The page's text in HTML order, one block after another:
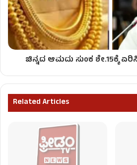
ಚಿನ್ನದ ಆಮದು ಸುಂಕ ಶೇ.15ಕ್ಕೆ
Related Articles